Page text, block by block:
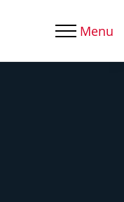
Menu